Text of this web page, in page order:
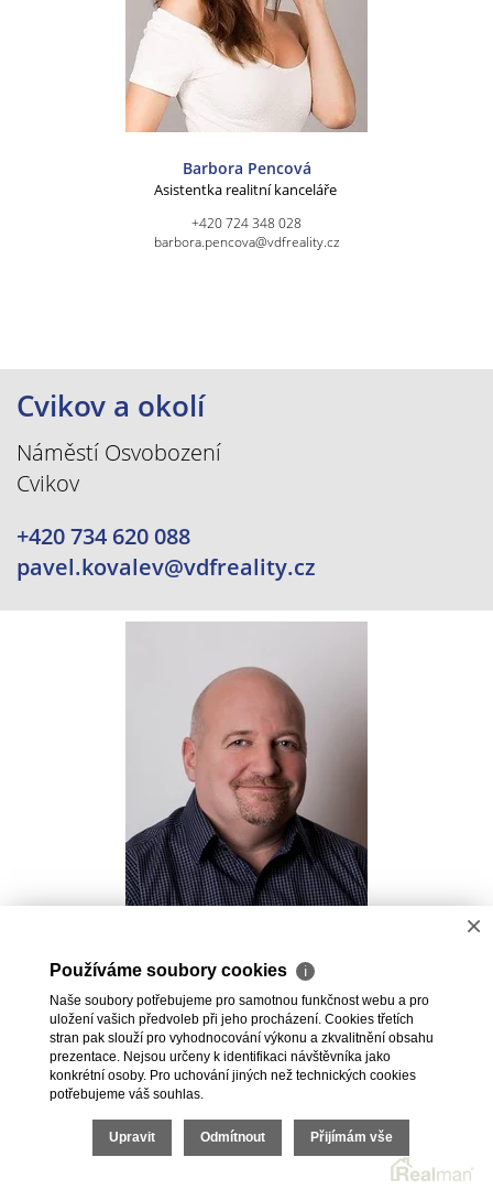
Barbora Pencová
Asistentka realitní kanceláře
+420 724 348 028
barbora.pencova@vdfreality.cz
Cvikov a okolí
Náměstí Osvobození
Cvikov
+420 734 620 088
pavel.kovalev@vdfreality.cz
Pavel Kovalev
+420 723 491 625
pavel.kovalev@vdfreality.cz
×
Používáme soubory cookies ℹ
Naše soubory potřebujeme pro samotnou funkčnost webu a pro
uložení vašich předvoleb při jeho procházení. Cookies třetích
stran pak slouží pro vyhodnocování výkonu a zkvalitnění obsahu
prezentace. Nejsou určeny k identifikaci návštěvníka jako
konkrétní osoby. Pro uchování jiných než technických cookies
potřebujeme váš souhlas.
Upravit Odmítnout Přijímám vše